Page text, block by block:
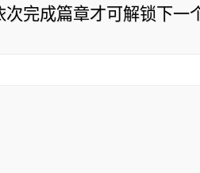
完成篇章才可解锁下一